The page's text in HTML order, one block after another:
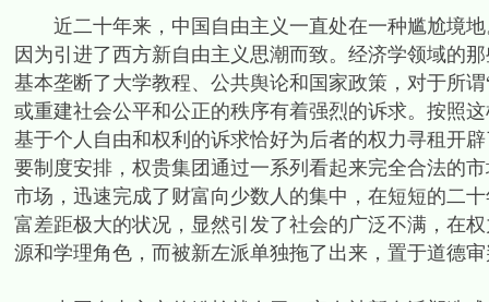
近二十年来，中国自由主义一直处在一种尴尬境地
因为引进了西方新自由主义思潮而致。经济学领域的
基本垄断了大学教程、公共舆论和国家政策，对于所
或重建社会公平和公正的秩序有着强烈的诉求。按照
基于个人自由和权利的诉求恰好为后者的权力寻租开
要制度安排，权贵集团通过一系列看起来完全合法的
市场，迅速完成了财富向少数人的集中，在短短的二
富差距极大的状况，显然引发了社会的广泛不满，在
源和学理角色，而被新左派单独拖了出来，置于道德